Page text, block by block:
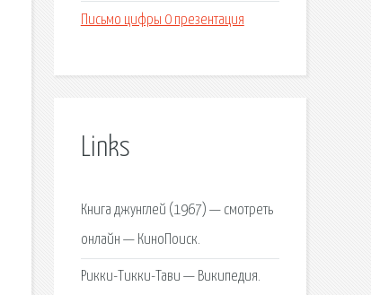
Письмо цифры 0 презентация
Links
Книга джунглей (1967) — смотреть
онлайн — КиноПоиск.
Рикки-Тикки-Тави — Википедия.